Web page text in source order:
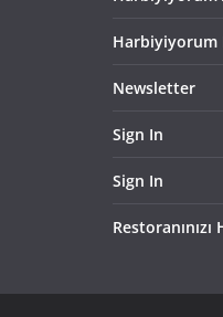
Harbiyiyorum
Newsletter
Sign In
Sign In